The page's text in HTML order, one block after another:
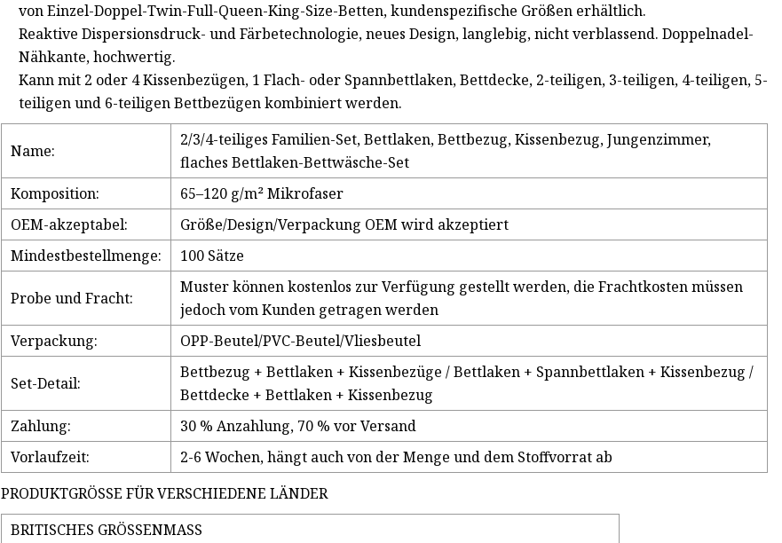
von Einzel-Doppel-Twin-Full-Queen-King-Size-Betten, kundenspezifische Größen erhältlich.
Reaktive Dispersionsdruck- und Färbetechnologie, neues Design, langlebig, nicht verblassend. Doppelnadel-
Nähkante, hochwertig.
Kann mit 2 oder 4 Kissenbezügen, 1 Flach- oder Spannbettlaken, Bettdecke, 2-teiligen, 3-teiligen, 4-teiligen, 5-
teiligen und 6-teiligen Bettbezügen kombiniert werden.
Name:
2/3/4-teiliges Familien-Set, Bettlaken, Bettbezug, Kissenbezug, Jungenzimmer,
flaches Bettlaken-Bettwäsche-Set
Komposition:
65–120 g/m² Mikrofaser
OEM-akzeptabel:
Größe/Design/Verpackung OEM wird akzeptiert
Mindestbestellmenge:
100 Sätze
Probe und Fracht:
Muster können kostenlos zur Verfügung gestellt werden, die Frachtkosten müssen
jedoch vom Kunden getragen werden
Verpackung:
OPP-Beutel/PVC-Beutel/Vliesbeutel
Set-Detail:
Bettbezug + Bettlaken + Kissenbezüge / Bettlaken + Spannbettlaken + Kissenbezug /
Bettdecke + Bettlaken + Kissenbezug
Zahlung:
30 % Anzahlung, 70 % vor Versand
Vorlaufzeit:
2-6 Wochen, hängt auch von der Menge und dem Stoffvorrat ab
PRODUKTGRÖSSE FÜR VERSCHIEDENE LÄNDER
BRITISCHES GRÖSSENMASS